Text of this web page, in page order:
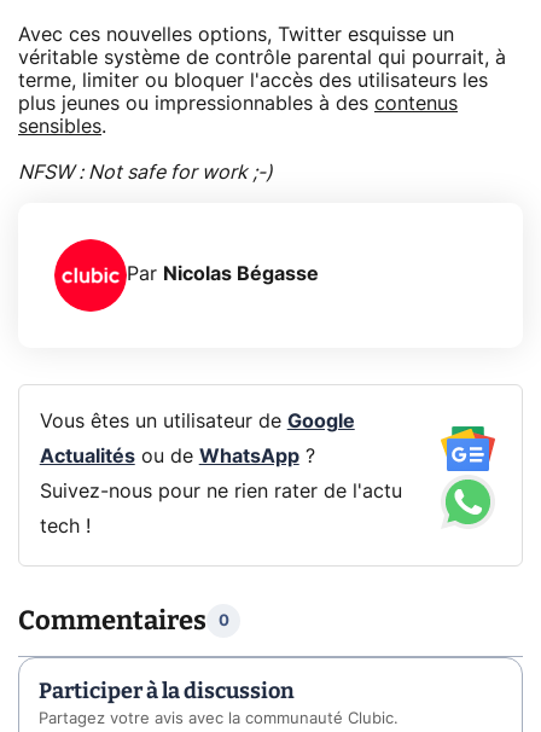
Avec ces nouvelles options, Twitter esquisse un
véritable système de contrôle parental qui pourrait, à
terme, limiter ou bloquer l'accès des utilisateurs les
plus jeunes ou impressionnables à des contenus
sensibles.
NFSW : Not safe for work ;-)
Par Nicolas Bégasse
Vous êtes un utilisateur de Google
Actualitésou de WhatsApp?
Suivez-nous pour ne rien rater de l'actu
tech !
Commentaires 0
Participer à la discussion
Partagez votre avis avec la communauté Clubic.